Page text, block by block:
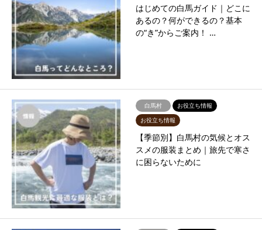
はじめての白馬ガイド｜どこに
あるの？何ができるの？基本
の“き”からご案内！ …
白馬村
お役立ち情報
お役立ち情報
【季節別】白馬村の気候とオス
スメの服装まとめ｜旅先で寒さ
に困らないために